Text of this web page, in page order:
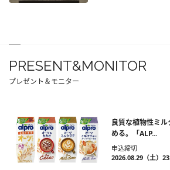
PRESENT&MONITOR
プレゼント＆モニター
良質な植物性ミ
める。「ALP...
申込締切
2026.08.29（土）